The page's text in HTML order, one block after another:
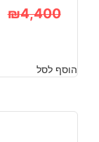
₪4,400
₪4,400.
₪3,900.
הוסף לסל